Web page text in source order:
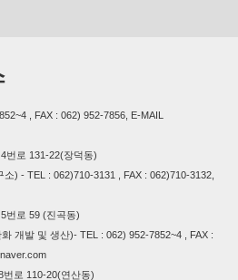
, FAX : 062) 952-7856, E-MAIL
번로 131-22(장덕동)
) - TEL : 062)710-3131 , FAX : 062)710-3132,
번로 59 (진곡동)
개발 및 생산)- TEL : 062) 952-7852~4 , FAX :
로 110-20(연산동)